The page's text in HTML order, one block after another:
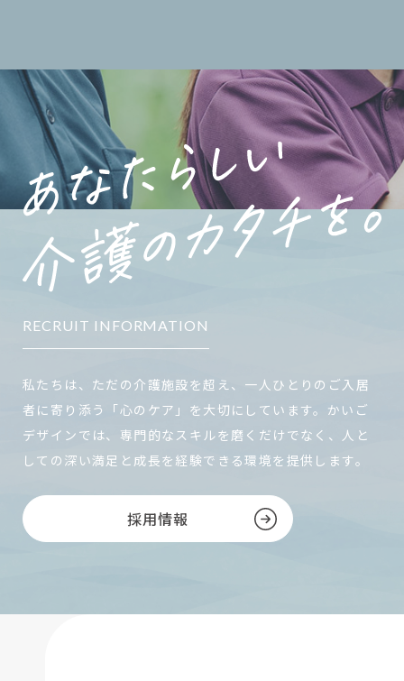
RECRUIT INFORMATION
私たちは、ただの介護施設を超え、一人ひとりのご入居
者に寄り添う「心のケア」を大切にしています。かいご
デザインでは、専門的なスキルを磨くだけでなく、人と
しての深い満足と成長を経験できる環境を提供します。
採用情報